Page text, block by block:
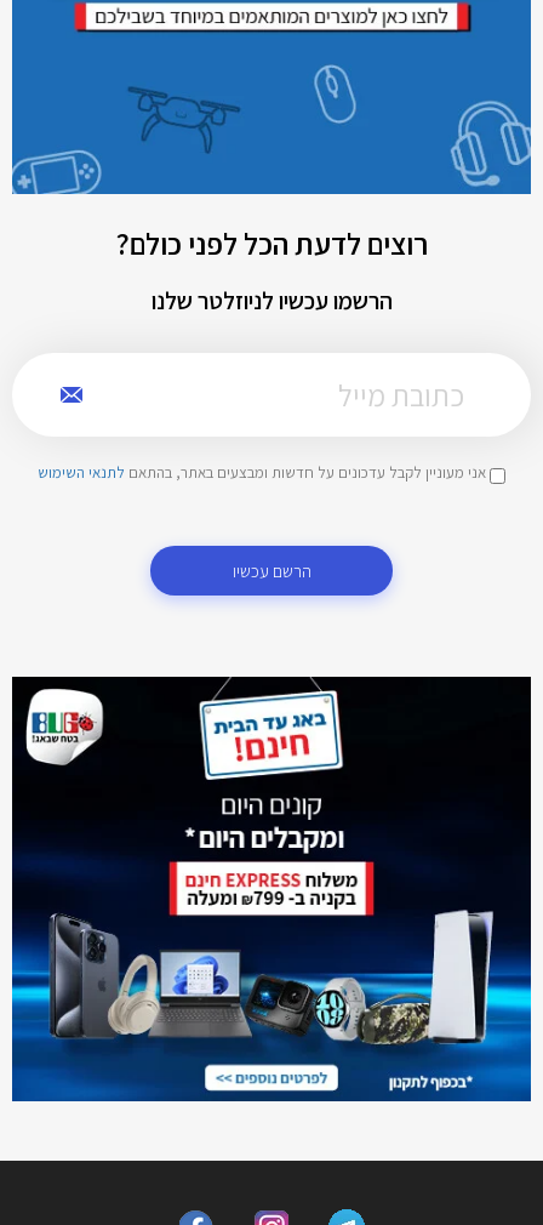
רוצים לדעת הכל לפני כולם?
הרשמו עכשיו לניוזלטר שלנו
אני מעוניין לקבל עדכונים על חדשות ומבצעים באתר, בהתאם לתנאי השימוש
הרשם עכשיו